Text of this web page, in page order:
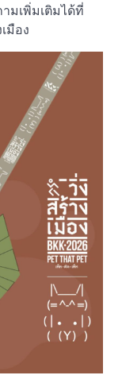
มเพิ่มเติมได้ที่
มือง